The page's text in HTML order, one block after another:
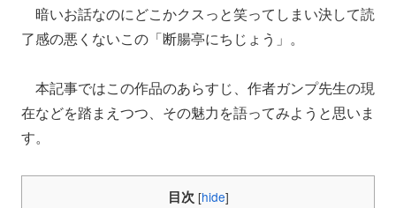
暗いお話なのにどこかクスっと笑ってしまい決して読
了感の悪くないこの「断腸亭にちじょう」。
本記事ではこの作品のあらすじ、作者ガンプ先生の現
在などを踏まえつつ、その魅力を語ってみようと思いま
す。
目次 [hide]